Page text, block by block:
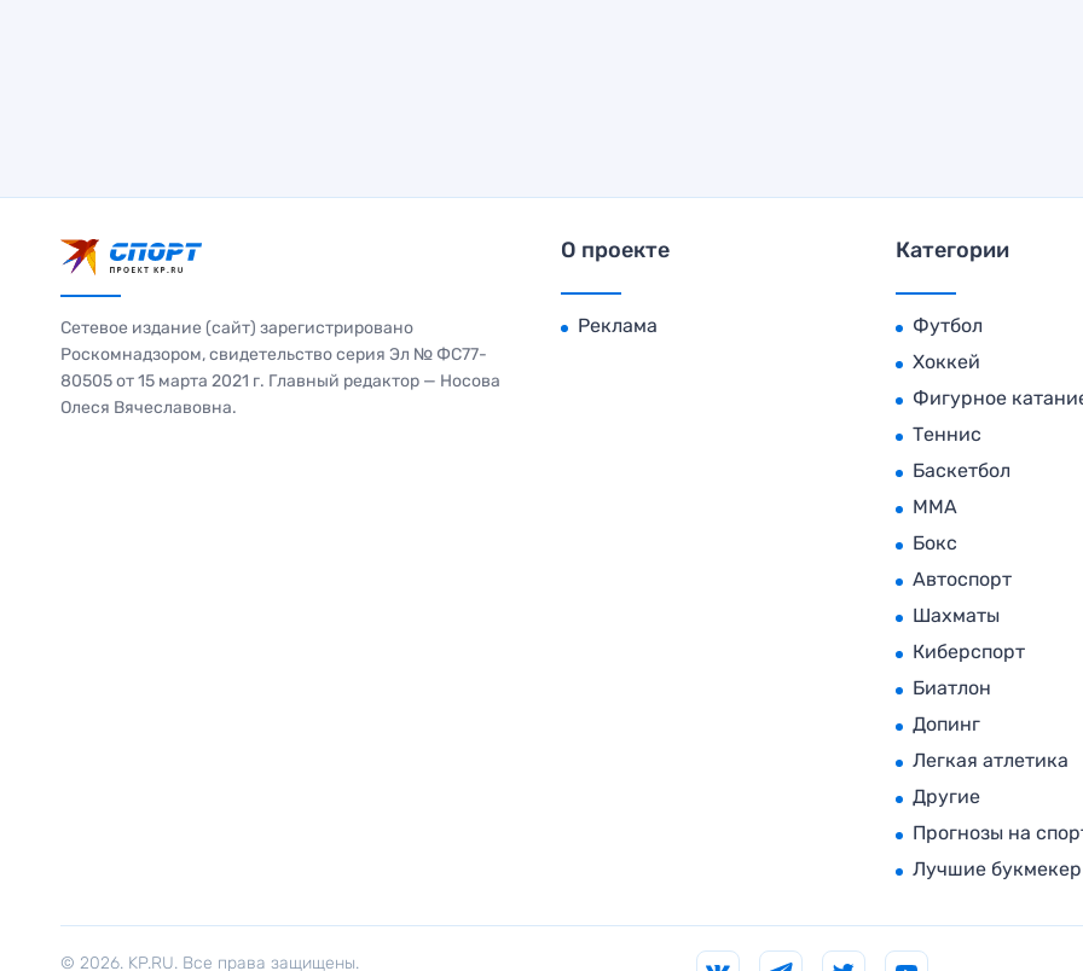
Сетевое издание (сайт) зарегистрировано
Роскомнадзором, свидетельство серия Эл № ФС77-
80505 от 15 марта 2021 г. Главный редактор — Носова
Олеся Вячеславовна.
О проекте
Реклама
Категории
Футбол
Хоккей
Фигурное
Теннис
Баскетбол
MMA
Бокс
Автоспорт
Шахматы
Киберспорт
Биатлон
Допинг
Легкая атлетика
Другие
Прогнозы на
Лучшие
© 2026. KP.RU. Все права защищены.